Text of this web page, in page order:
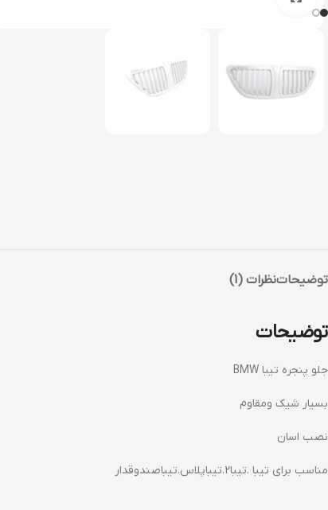
توضیحاتنظرات (1)
توضیحات
جلو پنجره تیبا BMW
بسیار شیک ومقاوم
نصب اسان
مناسب برای تیبا .تیبا2.تیباپلاس.تیباصندوقدار